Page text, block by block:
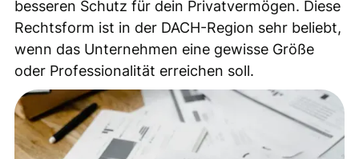
besseren Schutz für dein Privatvermögen. Diese
Rechtsform ist in der DACH-Region sehr beliebt,
wenn das Unternehmen eine gewisse Größe
oder Professionalität erreichen soll.